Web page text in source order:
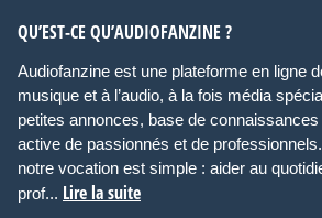
QU’EST-CE QU’AUDIOFANZINE ?
Audiofanzine est une plateforme en ligne
musique et à l’audio, à la fois média
petites annonces, base de
active de passionnés et de
notre vocation est simple : aider au
prof... Lire la suite